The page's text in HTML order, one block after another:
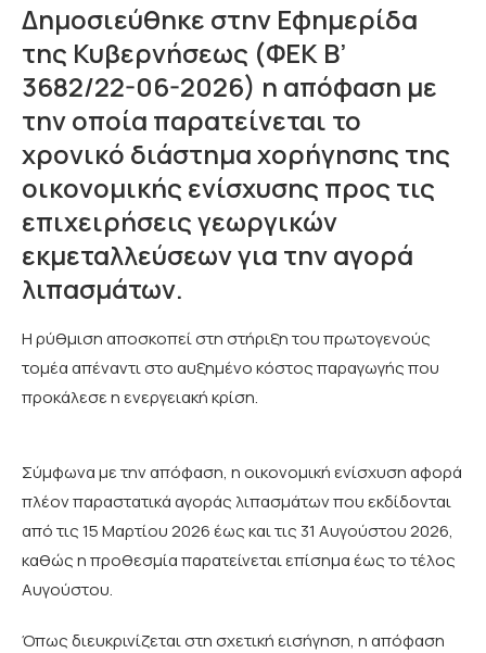
Δημοσιεύθηκε στην Εφημερίδα
της Κυβερνήσεως (ΦΕΚ Β’
3682/22-06-2026) η απόφαση με
την οποία παρατείνεται το
χρονικό διάστημα χορήγησης της
οικονομικής ενίσχυσης προς τις
επιχειρήσεις γεωργικών
εκμεταλλεύσεων για την αγορά
λιπασμάτων.
Η ρύθμιση αποσκοπεί στη στήριξη του πρωτογενούς
τομέα απέναντι στο αυξημένο κόστος παραγωγής που
προκάλεσε η ενεργειακή κρίση.
Σύμφωνα με την απόφαση, η οικονομική ενίσχυση αφορά
πλέον παραστατικά αγοράς λιπασμάτων που εκδίδονται
από τις 15 Μαρτίου 2026 έως και τις 31 Αυγούστου 2026,
καθώς η προθεσμία παρατείνεται επίσημα έως το τέλος
Αυγούστου.
Όπως διευκρινίζεται στη σχετική εισήγηση, η απόφαση